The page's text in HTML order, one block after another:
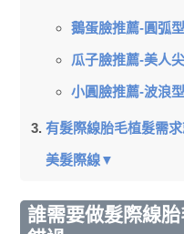
鵝蛋臉推薦-圓弧
瓜子臉推薦-美人
小圓臉推薦-波浪
有髮際線胎毛植髮需
美髮際線▼
誰需要做髮際線